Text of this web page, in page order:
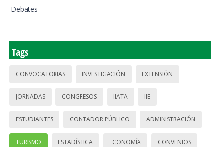
Debates
Tags
CONVOCATORIAS INVESTIGACIÓN EXTENSIÓN
JORNADAS CONGRESOS IIATA IIE
ESTUDIANTES CONTADOR PÚBLICO ADMINISTRACIÓN
TURISMO ESTADÍSTICA ECONOMÍA CONVENIOS